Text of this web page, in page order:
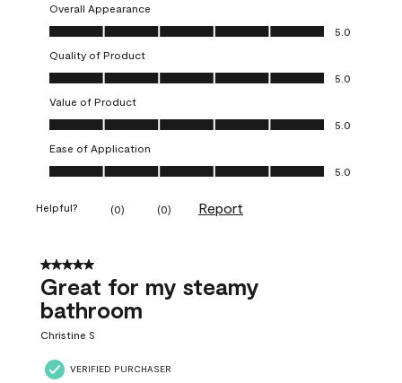
Overall Appearance
Overall Appearance, 5.0 out of 5
5.0
Quality of Product
Quality of Product, 5.0 out of 5
5.0
Value of Product
Value of Product, 5.0 out of 5
5.0
Ease of Application
Ease of Application, 5.0 out of 5
5.0
Helpful? (0) (0) Report
5 out of 5 stars.
Great for my steamy
bathroom
Christine S
VERIFIED PURCHASER